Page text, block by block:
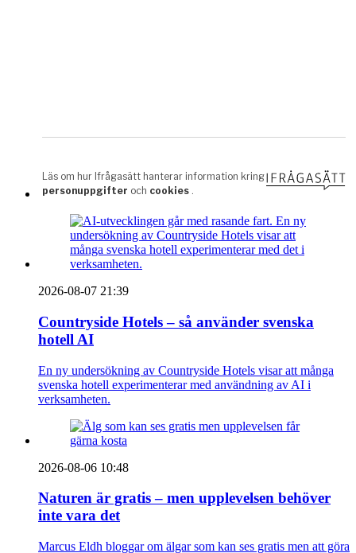
2026-08-07 21:39
Countryside Hotels – så använder svenska
hotell AI
En ny undersökning av Countryside Hotels visar att många
svenska hotell experimenterar med användning av AI i
verksamheten.
2026-08-06 10:48
Naturen är gratis – men upplevelsen behöver
inte vara det
Marcus Eldh bloggar om älgar som kan ses gratis men att göra